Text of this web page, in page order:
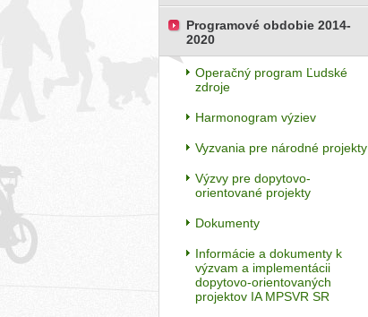
Programové obdobie 2014-
2020
Operačný program Ľudské
zdroje
Harmonogram výziev
Vyzvania pre národné projekty
Výzvy pre dopytovo-
orientované projekty
Dokumenty
Informácie a dokumenty k
výzvam a implementácii
dopytovo-orientovaných
projektov IA MPSVR SR